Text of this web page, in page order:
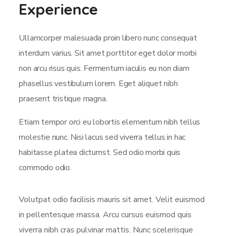
Experience
Ullamcorper malesuada proin libero nunc consequat
interdum varius. Sit amet porttitor eget dolor morbi
non arcu risus quis. Fermentum iaculis eu non diam
phasellus vestibulum lorem. Eget aliquet nibh
praesent tristique magna.
Etiam tempor orci eu lobortis elementum nibh tellus
molestie nunc. Nisi lacus sed viverra tellus in hac
habitasse platea dictumst. Sed odio morbi quis
commodo odio.
Volutpat odio facilisis mauris sit amet. Velit euismod
in pellentesque massa. Arcu cursus euismod quis
viverra nibh cras pulvinar mattis. Nunc scelerisque